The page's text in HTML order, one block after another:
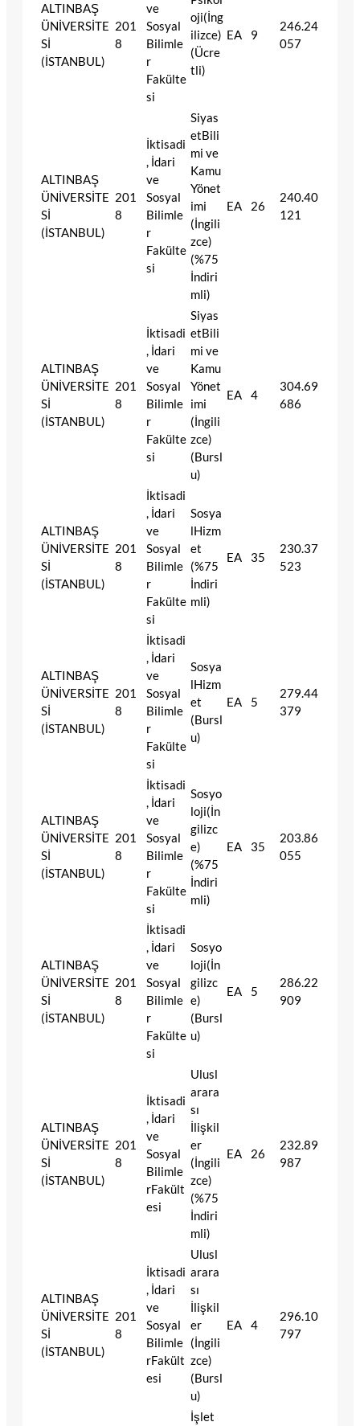
ALTINBAŞ
ÜNİVERSİTE
Sİ
(İSTANBUL)
201
8
ve
Sosyal
Bilimle
r
Fakülte
si
oji(İng
ilizce)
(Ücre
tli)
EA 9
246.24
057
ALTINBAŞ
ÜNİVERSİTE
Sİ
(İSTANBUL)
201
8
İktisadi
, İdari
ve
Sosyal
Bilimle
r
Fakülte
si
Siyas
etBili
mi ve
Kamu
Yönet
imi
(İngili
zce)
(%75
İndiri
mli)
EA 26
240.40
121
ALTINBAŞ
ÜNİVERSİTE
Sİ
(İSTANBUL)
201
8
İktisadi
, İdari
ve
Sosyal
Bilimle
r
Fakülte
si
Siyas
etBili
mi ve
Kamu
Yönet
imi
(İngili
zce)
(Bursl
u)
EA 4
304.69
686
ALTINBAŞ
ÜNİVERSİTE
Sİ
(İSTANBUL)
201
8
İktisadi
, İdari
ve
Sosyal
Bilimle
r
Fakülte
si
Sosya
lHizm
et
(%75
İndiri
mli)
EA 35
230.37
523
ALTINBAŞ
ÜNİVERSİTE
Sİ
(İSTANBUL)
201
8
İktisadi
, İdari
ve
Sosyal
Bilimle
r
Fakülte
si
Sosya
lHizm
et
(Bursl
u)
EA 5
279.44
379
ALTINBAŞ
ÜNİVERSİTE
Sİ
(İSTANBUL)
201
8
İktisadi
, İdari
ve
Sosyal
Bilimle
r
Fakülte
si
Sosyo
loji(İn
gilizc
e)
(%75
İndiri
mli)
EA 35
203.86
055
ALTINBAŞ
ÜNİVERSİTE
Sİ
(İSTANBUL)
201
8
İktisadi
, İdari
ve
Sosyal
Bilimle
r
Fakülte
si
Sosyo
loji(İn
gilizc
e)
(Bursl
u)
EA 5
286.22
909
ALTINBAŞ
ÜNİVERSİTE
Sİ
(İSTANBUL)
201
8
İktisadi
, İdari
ve
Sosyal
Bilimle
rFakült
esi
Ulusl
arara
sı
İlişkil
er
(İngili
zce)
(%75
İndiri
mli)
EA 26
232.89
987
ALTINBAŞ
ÜNİVERSİTE
Sİ
(İSTANBUL)
201
8
İktisadi
, İdari
ve
Sosyal
Bilimle
rFakült
esi
Ulusl
arara
sı
İlişkil
er
(İngili
zce)
(Bursl
u)
EA 4
296.10
797
İşlet